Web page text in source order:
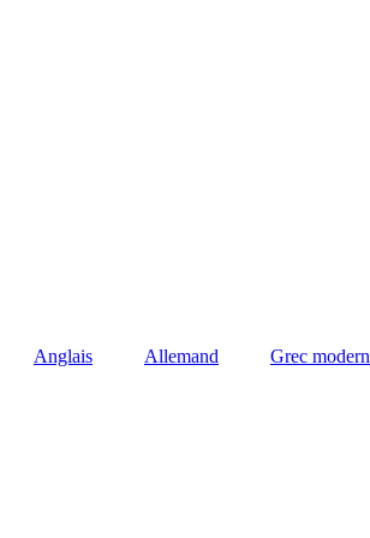
Anglais Allemand Grec